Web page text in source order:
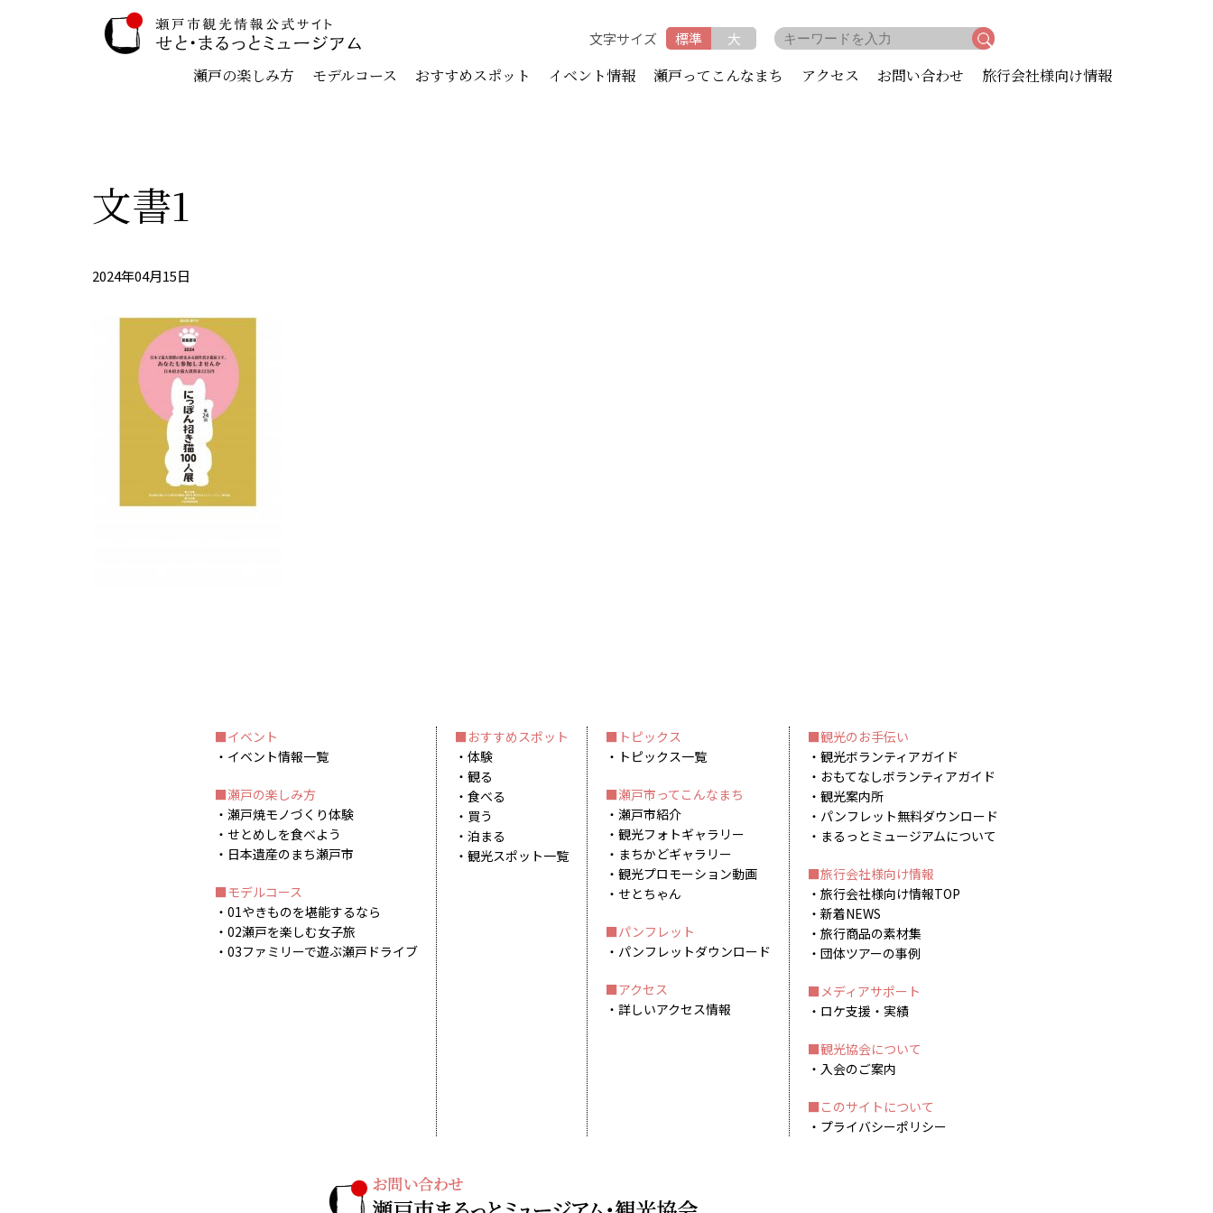
文字サイズ 標準 大
瀬戸の楽しみ方 モデルコース おすすめスポット イベント情報 瀬戸ってこんなまち アクセス お問い合わせ 旅行会社様向け情報
文書1
2024年04月15日
イベント
イベント情報一覧
瀬戸の楽しみ方
瀬戸焼モノづくり体験
せとめしを食べよう
日本遺産のまち瀬戸市
モデルコース
01やきものを堪能するなら
02瀬戸を楽しむ女子旅
03ファミリーで遊ぶ瀬戸ドライブ
おすすめスポット
体験
観る
食べる
買う
泊まる
観光スポット一覧
トピックス
トピックス一覧
瀬戸市ってこんなまち
瀬戸市紹介
観光フォトギャラリー
まちかどギャラリー
観光プロモーション動画
せとちゃん
パンフレット
パンフレットダウンロード
アクセス
詳しいアクセス情報
観光のお手伝い
観光ボランティアガイド
おもてなしボランティアガイド
観光案内所
パンフレット無料ダウンロード
まるっとミュージアムについて
旅行会社様向け情報
旅行会社様向け情報TOP
新着NEWS
旅行商品の素材集
団体ツアーの事例
メディアサポート
ロケ支援・実績
観光協会について
入会のご案内
このサイトについて
プライバシーポリシー